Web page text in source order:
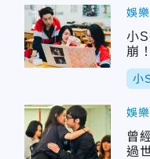
娛樂
小
崩
小
娛樂
曾
過